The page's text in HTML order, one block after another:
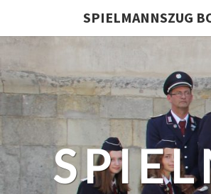
SPIELMANNSZUG